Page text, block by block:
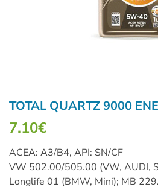
TOTAL QUARTZ 9000
7.10€
ACEA: A3/B4, API: SN/CF
VW 502.00/505.00 (VW, AUDI,
Longlife 01 (BMW, Mini); MB